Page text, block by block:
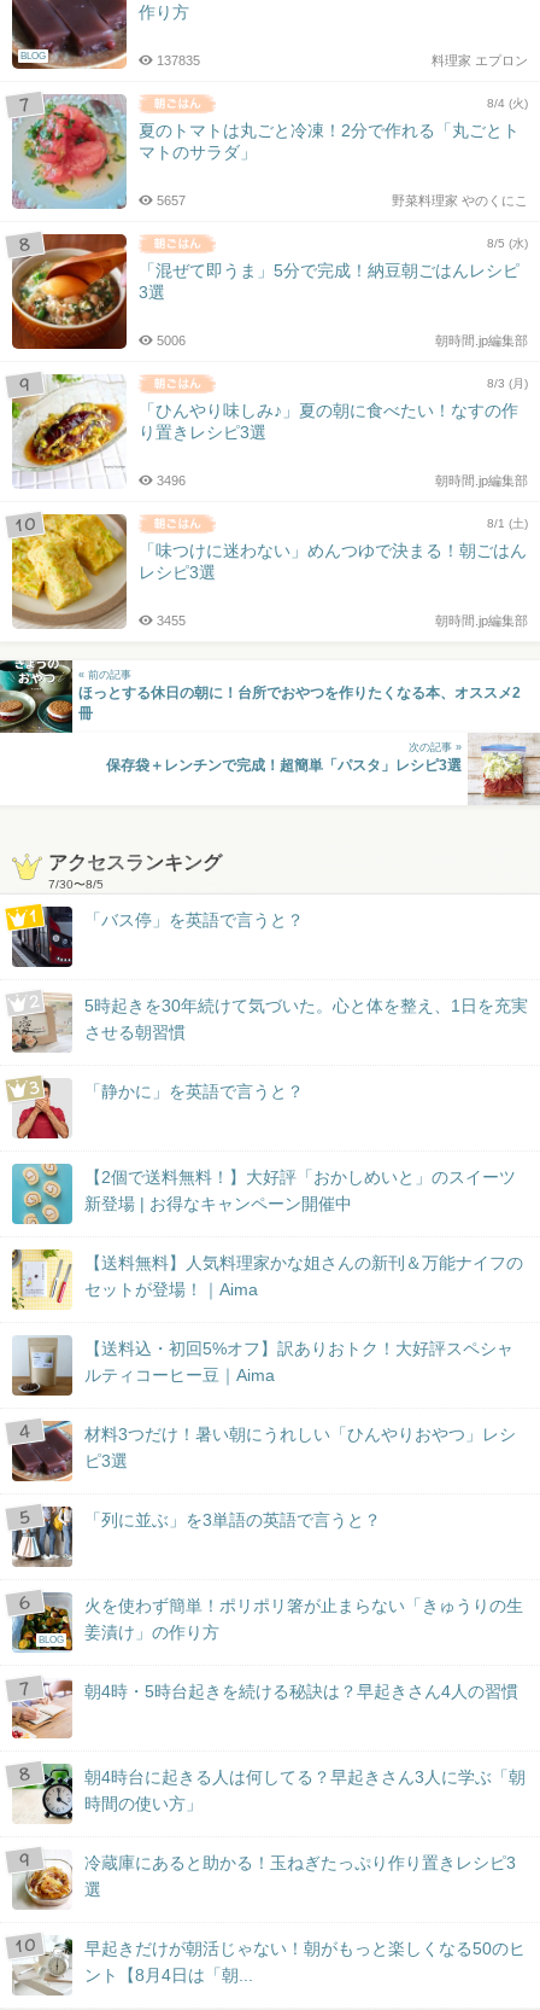
BLOG
作り方
料理家 エプロン
137835
8/4 (火)
夏のトマトは丸ごと冷凍！2分で作れる「丸ごとト
マトのサラダ」
野菜料理家 やのくにこ
5657
8/5 (水)
「混ぜて即うま」5分で完成！納豆朝ごはんレシピ
3選
朝時間.jp編集部
5006
8/3 (月)
「ひんやり味しみ♪」夏の朝に食べたい！なすの作
り置きレシピ3選
朝時間.jp編集部
3496
8/1 (土)
「味つけに迷わない」めんつゆで決まる！朝ごはん
レシピ3選
朝時間.jp編集部
3455
« 前の記事
ほっとする休日の朝に！台所でおやつを作りたくなる本、オススメ2
冊
次の記事 »
保存袋＋レンチンで完成！超簡単「パスタ」レシピ3選
アクセスランキング
7/30〜8/5
「バス停」を英語で言うと？
5時起きを30年続けて気づいた。心と体を整え、1日を充実
させる朝習慣
「静かに」を英語で言うと？
【2個で送料無料！】大好評「おかしめいと」のスイーツ
新登場 | お得なキャンペーン開催中
【送料無料】人気料理家かな姐さんの新刊＆万能ナイフの
セットが登場！｜Aima
【送料込・初回5%オフ】訳ありおトク！大好評スペシャ
ルティコーヒー豆｜Aima
材料3つだけ！暑い朝にうれしい「ひんやりおやつ」レシ
ピ3選
「列に並ぶ」を3単語の英語で言うと？
BLOG
火を使わず簡単！ポリポリ箸が止まらない「きゅうりの生
姜漬け」の作り方
朝4時・5時台起きを続ける秘訣は？早起きさん4人の習慣
朝4時台に起きる人は何してる？早起きさん3人に学ぶ「朝
時間の使い方」
冷蔵庫にあると助かる！玉ねぎたっぷり作り置きレシピ3
選
早起きだけが朝活じゃない！朝がもっと楽しくなる50のヒ
ント【8月4日は「朝...